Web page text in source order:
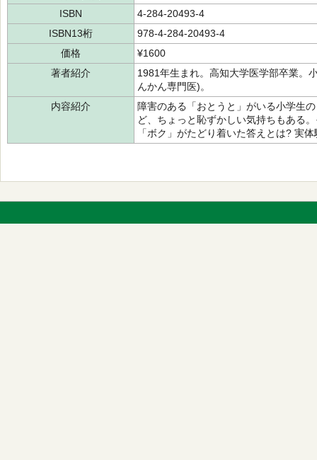
ISBN
4-284-20493-4
ISBN13桁
978-4-284-20493-4
価格
¥1600
著者紹介
1981年生まれ。高知大学医学部卒業。
んかん専門医)。
内容紹介
障害のある「おとうと」がいる小学生
ど、ちょっと恥ずかしい気持ちもある
「ボク」がたどり着いた答えとは? 実